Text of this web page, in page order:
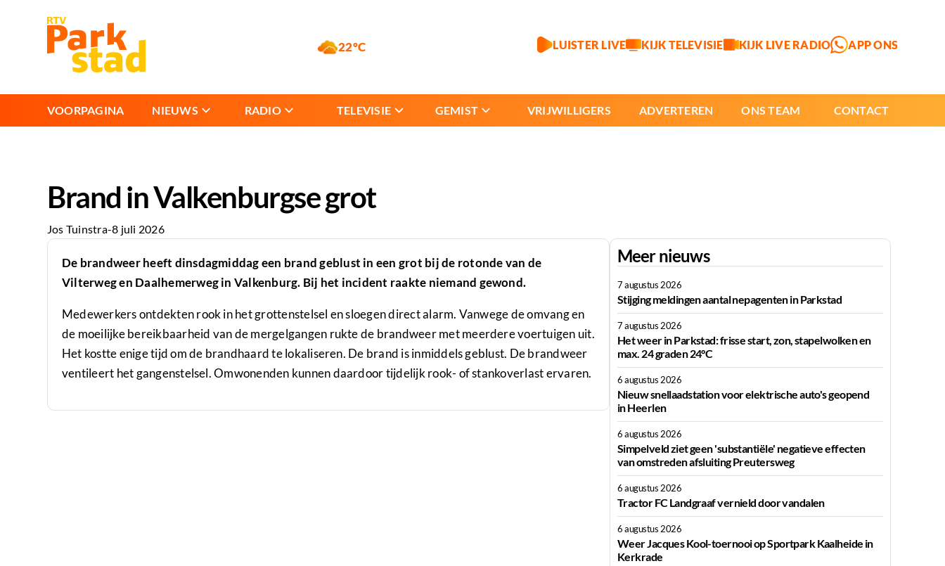
22°C LUISTER LIVE KIJK TELEVISIE KIJK LIVE RADIO APP ONS
VOORPAGINA NIEUWS RADIO TELEVISIE GEMIST VRIJWILLIGERS ADVERTEREN ONS TEAM CONTACT
Brand in Valkenburgse grot
Jos Tuinstra-8 juli 2026
De brandweer heeft dinsdagmiddag een brand geblust in een grot bij de rotonde van de
Vilterweg en Daalhemerweg in Valkenburg. Bij het incident raakte niemand gewond.
Medewerkers ontdekten rook in het grottenstelsel en sloegen direct alarm. Vanwege de omvang en
de moeilijke bereikbaarheid van de mergelgangen rukte de brandweer met meerdere voertuigen uit.
Het kostte enige tijd om de brandhaard te lokaliseren. De brand is inmiddels geblust. De brandweer
ventileert het gangenstelsel. Omwonenden kunnen daardoor tijdelijk rook- of stankoverlast ervaren.
Meer nieuws
7 augustus 2026
Stijging meldingen aantal nepagenten in Parkstad
7 augustus 2026
Het weer in Parkstad: frisse start, zon, stapelwolken en
max. 24 graden 24°C
6 augustus 2026
Nieuw snellaadstation voor elektrische auto's geopend
in Heerlen
6 augustus 2026
Simpelveld ziet geen 'substantiële' negatieve effecten
van omstreden afsluiting Preutersweg
6 augustus 2026
Tractor FC Landgraaf vernield door vandalen
6 augustus 2026
Weer Jacques Kool-toernooi op Sportpark Kaalheide in
Kerkrade